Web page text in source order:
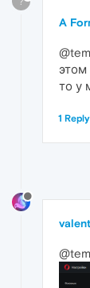
A
этом
то у
1 Reply